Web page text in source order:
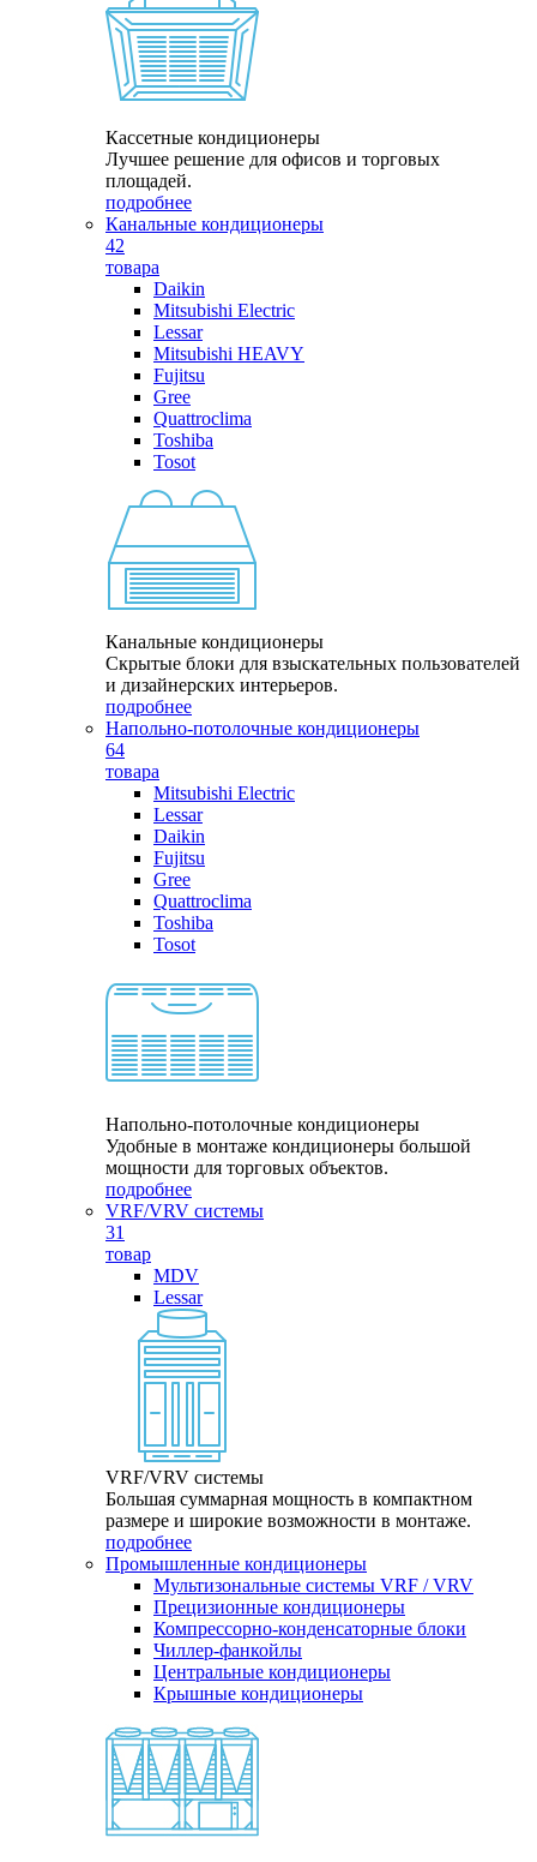
Кассетные кондиционеры
Лучшее решение для офисов и торговых
площадей.
подробнее
Канальные кондиционеры
42
товара
Daikin
Mitsubishi Electric
Lessar
Mitsubishi HEAVY
Fujitsu
Gree
Quattroclima
Toshiba
Tosot
Канальные кондиционеры
Скрытые блоки для взыскательных пользователей
и дизайнерских интерьеров.
подробнее
Напольно-потолочные кондиционеры
64
товара
Mitsubishi Electric
Lessar
Daikin
Fujitsu
Gree
Quattroclima
Toshiba
Tosot
Напольно-потолочные кондиционеры
Удобные в монтаже кондиционеры большой
мощности для торговых объектов.
подробнее
VRF/VRV системы
31
товар
MDV
Lessar
VRF/VRV системы
Большая суммарная мощность в компактном
размере и широкие возможности в монтаже.
подробнее
Промышленные кондиционеры
Мультизональные системы VRF / VRV
Прецизионные кондиционеры
Компрессорно-конденсаторные блоки
Чиллер-фанкойлы
Центральные кондиционеры
Крышные кондиционеры